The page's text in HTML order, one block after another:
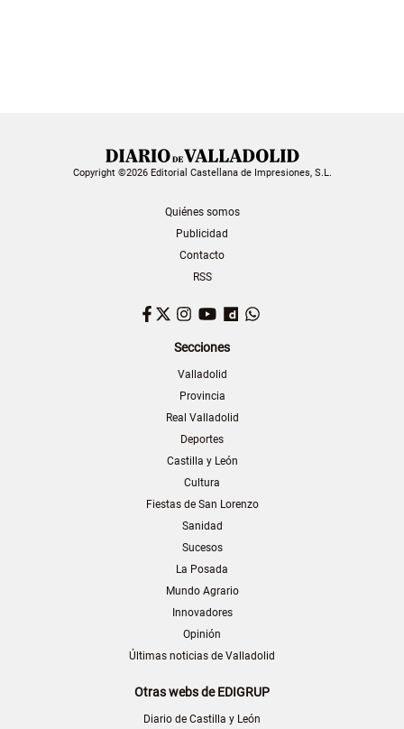
Copyright ©2026 Editorial Castellana de Impresiones, S.L.
Quiénes somos
Publicidad
Contacto
RSS
Facebook
TwitterInstagram
YouTubeDailymotion
Secciones
Valladolid
Provincia
Real Valladolid
Deportes
Castilla y León
Cultura
Fiestas de San Lorenzo
Sanidad
Sucesos
La Posada
Mundo Agrario
Innovadores
Opinión
Últimas noticias de Valladolid
Otras webs de EDIGRUP
Diario de Castilla y León